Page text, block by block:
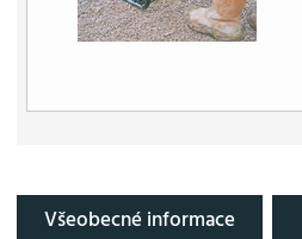
Všeobecné informace